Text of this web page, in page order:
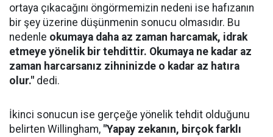
ortaya çıkacağını öngörmemizin nedeni ise hafızanın
bir şey üzerine düşünmenin sonucu olmasıdır. Bu
nedenle okumaya daha az zaman harcamak, idrak
etmeye yönelik bir tehdittir. Okumaya ne kadar az
zaman harcarsanız zihninizde o kadar az hatıra
olur." dedi.
İkinci sonucun ise gerçeğe yönelik tehdit olduğunu
belirten Willingham, "Yapay zekanın, birçok farklı